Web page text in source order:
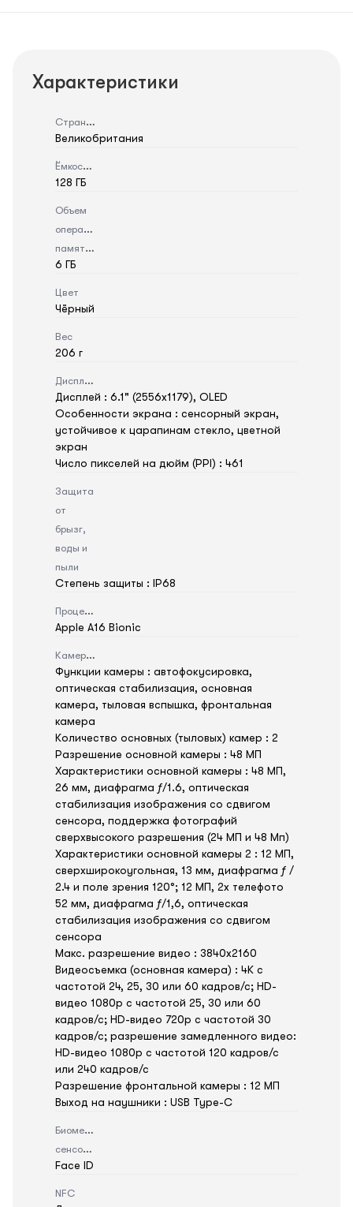
Характеристики
Страна
Великобритания
Ёмкость
128 ГБ
Объем
оперативной
памяти
6 ГБ
Цвет
Чёрный
Вес
206 г
Дисплей
Дисплей : 6.1" (2556x1179), OLED
Особенности экрана : сенсорный экран,
устойчивое к царапинам стекло, цветной
экран
Число пикселей на дюйм (PPI) : 461
Защита
от
брызг,
воды и
пыли
Степень защиты : IP68
Процессор
Apple A16 Bionic
Камера
Функции камеры : автофокусировка,
оптическая стабилизация, основная
камера, тыловая вспышка, фронтальная
камера
Количество основных (тыловых) камер : 2
Разрешение основной камеры : 48 МП
Характеристики основной камеры : 48 МП,
26 мм, диафрагма ƒ/1.6, оптическая
стабилизация изображения со сдвигом
сенсора, поддержка фотографий
сверхвысокого разрешения (24 МП и 48 Мп)
Характеристики основной камеры 2 : 12 МП,
сверхширокоугольная, 13 мм, диафрагма ƒ /
2.4 и поле зрения 120°; 12 МП, 2x телефото
52 мм, диафрагма ƒ/1,6, оптическая
стабилизация изображения со сдвигом
сенсора
Макс. разрешение видео : 3840x2160
Видеосъемка (основная камера) : 4K с
частотой 24, 25, 30 или 60 кадров/ с; HD-
видео 1080p с частотой 25, 30 или 60
кадров/ с; HD-видео 720p с частотой 30
кадров/ с; разрешение замедленного видео:
HD-видео 1080р c частотой 120 кадров/ с
или 240 кадров/ с
Разрешение фронтальной камеры : 12 МП
Выход на наушники : USB Type-C
Биометрический
сенсор
Face ID
NFC